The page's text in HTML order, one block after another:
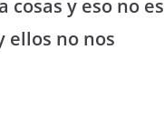
cosas y eso no es
ellos no nos